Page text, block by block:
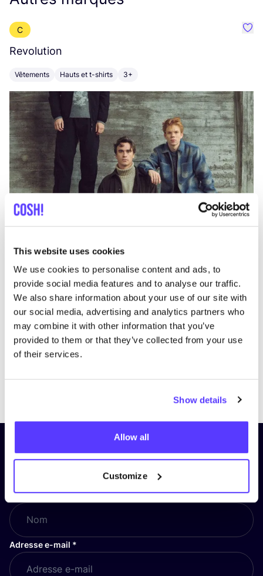
This website uses cookies
We use cookies to personalise content and ads, to
provide social media features and to analyse our traffic.
We also share information about your use of our site with
our social media, advertising and analytics partners who
may combine it with other information that you’ve
provided to them or that they’ve collected from your use
of their services.
Show details
Allow all
Customize
C
Revolution
Vêtements Hauts et t-shirts 3+
Inscrivez-vous à notre lettre
d’information et restez informé !
Nom*
Adresse e-mail *